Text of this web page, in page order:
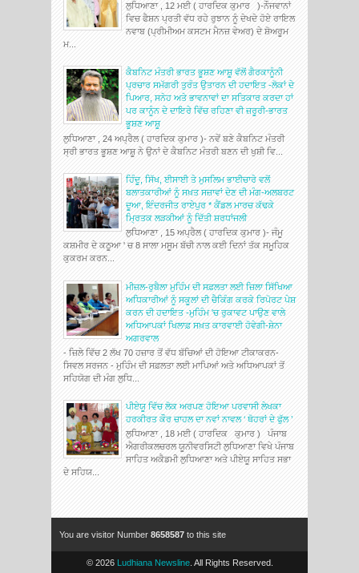
ਲੁਧਿਆਣਾ , 12 ਮਈ ( ਹਾਰਦਿਕ ਕੁਮਾਰ )-ਨੌਜਵਾਨਾਂ
ਵਿਚ ਫੈਸ਼ਨ ਪ੍ਰਤੀ ਵੱਧ ਰਹੇ ਰੁਝਾਨ ਨੂੰ ਦੇਖਦੇ ਹੋਏ ਰਾਇਲ
ਨਵਾਬ (ਪ੍ਰੀਮੀਅਮ ਕਸਟਮ ਮੈਨਜ਼ ਵੇਅਰ) ਦੇ ਸ਼ੋਅਰੂਮ
ਮ...
ਕੈਬਨਿਟ ਮੰਤਰੀ ਭਾਰਤ ਭੂਸ਼ਣ ਆਸ਼ੂ ਵੱਲੋਂ ਗੈਰਕਾਨੂੰਨੀ
ਪ੍ਰਚਾਰ ਸਮੱਗਰੀ ਤੁਰੰਤ ਉਤਾਰਨ ਦੀ ਹਦਾਇਤ -ਲੋਕਾਂ ਦੇ
ਪਿਆਰ, ਸਨੇਹ ਅਤੇ ਭਾਵਨਾਵਾਂ ਦਾ ਸਤਿਕਾਰ ਕਰਦਾ ਹਾਂ
ਪਰ ਕਾਨੂੰਨ ਦੇ ਦਾਇਰੇ ਵਿੱਚ ਰਹਿਣਾ ਵੀ ਜ਼ਰੂਰੀ-ਭਾਰਤ
ਭੂਸ਼ਣ ਆਸ਼ੂ
ਲੁਧਿਆਣਾ , 24 ਅਪ੍ਰੈਲ ( ਹਾਰਦਿਕ ਕੁਮਾਰ )- ਨਵੇਂ ਬਣੇ ਕੈਬਨਿਟ ਮੰਤਰੀ
ਸ੍ਰੀ ਭਾਰਤ ਭੂਸ਼ਣ ਆਸ਼ੂ ਨੇ ਉਨਾਂ ਦੇ ਕੈਬਨਿਟ ਮੰਤਰੀ ਬਣਨ ਦੀ ਖੁਸ਼ੀ ਵਿ...
ਹਿੰਦੂ, ਸਿੱਖ, ਈਸਾਈ ਤੇ ਮੁਸਲਿਮ ਭਾਈਚਾਰੇ ਵਲੋਂ
ਬਲਾਤਕਾਰੀਆਂ ਨੂੰ ਸਖ਼ਤ ਸਜ਼ਾਵਾਂ ਦੇਣ ਦੀ ਮੰਗ-ਅਲਬਰਟ
ਦੂਆ, ਇੰਦਰਜੀਤ ਰਾਏਪੁਰ * ਕੈਂਡਲ ਮਾਰਚ ਕੱਢਕੇ
ਮ੍ਰਿਤਕ ਲੜਕੀਆਂ ਨੂੰ ਦਿੱਤੀ ਸ਼ਰਧਾਂਜਲੀ
ਲੁਧਿਆਣਾ , 15 ਅਪ੍ਰੈਲ ( ਹਾਰਦਿਕ ਕੁਮਾਰ )- ਜੰਮੂ
ਕਸ਼ਮੀਰ ਦੇ ਕਠੂਆ ' ਚ 8 ਸਾਲਾ ਮਸੂਮ ਬੱਚੀ ਨਾਲ ਕਈ ਦਿਨਾਂ ਤੱਕ ਸਮੂਹਿਕ
ਕੁਕਰਮ ਕਰਨ...
ਮੀਜ਼ਲ-ਰੁਬੈਲਾ ਮੁਹਿੰਮ ਦੀ ਸਫ਼ਲਤਾ ਲਈ ਜ਼ਿਲਾ ਸਿੱਖਿਆ
ਅਧਿਕਾਰੀਆਂ ਨੂੰ ਸਕੂਲਾਂ ਦੀ ਚੈਕਿੰਗ ਕਰਕੇ ਰਿਪੋਰਟ ਪੇਸ਼
ਕਰਨ ਦੀ ਹਦਾਇਤ -ਮੁਹਿੰਮ 'ਚ ਰੁਕਾਵਟ ਪਾਉਣ ਵਾਲੇ
ਅਧਿਆਪਕਾਂ ਖਿਲਾਫ਼ ਸਖ਼ਤ ਕਾਰਵਾਈ ਹੋਵੇਗੀ-ਸ਼ੇਨਾ
ਅਗਰਵਾਲ
- ਜ਼ਿਲੇ ਵਿੱਚ 2 ਲੱਖ 70 ਹਜ਼ਾਰ ਤੋਂ ਵੱਧ ਬੱਚਿਆਂ ਦੀ ਹੋਇਆ ਟੀਕਾਕਰਨ-
ਸਿਵਲ ਸਰਜਨ - ਮੁਹਿੰਮ ਦੀ ਸਫ਼ਲਤਾ ਲਈ ਮਾਪਿਆਂ ਅਤੇ ਅਧਿਆਪਕਾਂ ਤੋਂ
ਸਹਿਯੋਗ ਦੀ ਮੰਗ ਲੁਧਿ...
ਪੀਏਯੂ ਵਿੱਚ ਲੋਕ ਅਰਪਣ ਹੋਇਆ ਪਰਵਾਸੀ ਲੇਖਕਾ
ਹਰਕੀਰਤ ਕੌਰ ਚਾਹਲ ਦਾ ਨਵਾਂ ਨਾਵਲ ‘ ਥੋਹਰਾਂ ਦੇ ਫੁੱਲ ’
ਲੁਧਿਆਣਾ , 18 ਮਈ ( ਹਾਰਦਿਕ ਕੁਮਾਰ ) ਪੰਜਾਬ
ਐਗਰੀਕਲਚਰਲ ਯੂਨੀਵਰਸਿਟੀ ਲੁਧਿਆਣਾ ਵਿਖੇ ਪੰਜਾਬ
ਸਾਹਿਤ ਅਕੈਡਮੀ ਲੁਧਿਆਣਾ ਅਤੇ ਪੀਏਯੂ ਸਾਹਿਤ ਸਭਾ
ਦੇ ਸਹਿਯ...
You are visitor Number 8658587 to this site
© 2026 Ludhiana Newsline. All Rights Reserved.